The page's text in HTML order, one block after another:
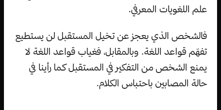
علم اللغويات المعرفي.
فالشخص الذي يعجز عن تخيل المستقبل لن يستطيع
تفهّم قواعد اللغة. وبالمقابل، فغياب قواعد اللغة لا
يمنع الشخص من التفكير في المستقبل كما رأينا في
حالة المصابين باحتباس الكلام.